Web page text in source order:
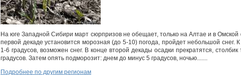
На юге Западной Сибири март сюрпризов не обещает, только на Алтае и в Омской
первой декаде установится морозная (до 5-10) погода, пройдет небольшой снег.
1-6 градусов, возможен снег. В конце второй декады осадки прекратятся,
градусов. Затем опять подморозит: днем до минус 5 градусов, ночью.......
Подробнее по другим регионам